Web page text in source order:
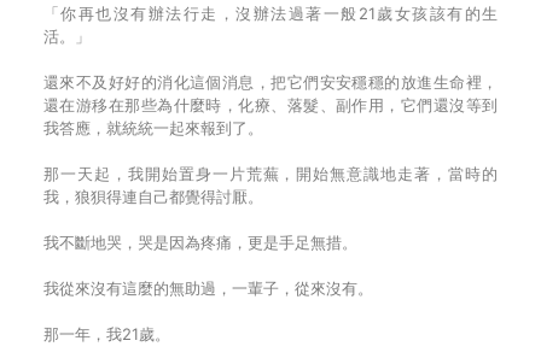
「你再也沒有辦法行走，沒辦法過著一般21歲女孩該有的生
活。」
還來不及好好的消化這個消息，把它們安安穩穩的放進生命裡，
還在游移在那些為什麼時，化療、落髮、副作用，它們還沒等到
我答應，就統統一起來報到了。
那一天起，我開始置身一片荒蕪，開始無意識地走著，當時的
我，狼狽得連自己都覺得討厭。
我不斷地哭，哭是因為疼痛，更是手足無措。
我從來沒有這麼的無助過，一輩子，從來沒有。
那一年，我21歲。